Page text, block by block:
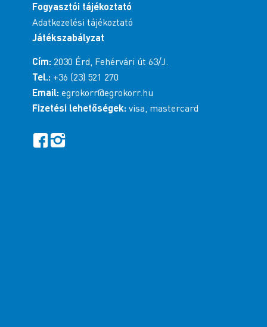
Fogyasztói tájékoztató
Adatkezelési tájékoztató
Játékszabályzat
Cím: 2030 Érd, Fehérvári út 63/J.
Tel.: +36 (23) 521 270
Email: egrokorr@egrokorr.hu
Fizetési lehetőségek: visa, mastercard